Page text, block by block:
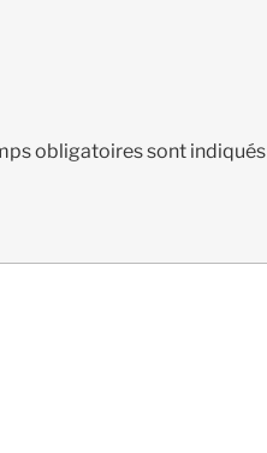
obligatoires sont indiqués